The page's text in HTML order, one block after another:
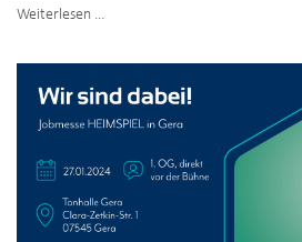
Weiterlesen …
zu
Deiner